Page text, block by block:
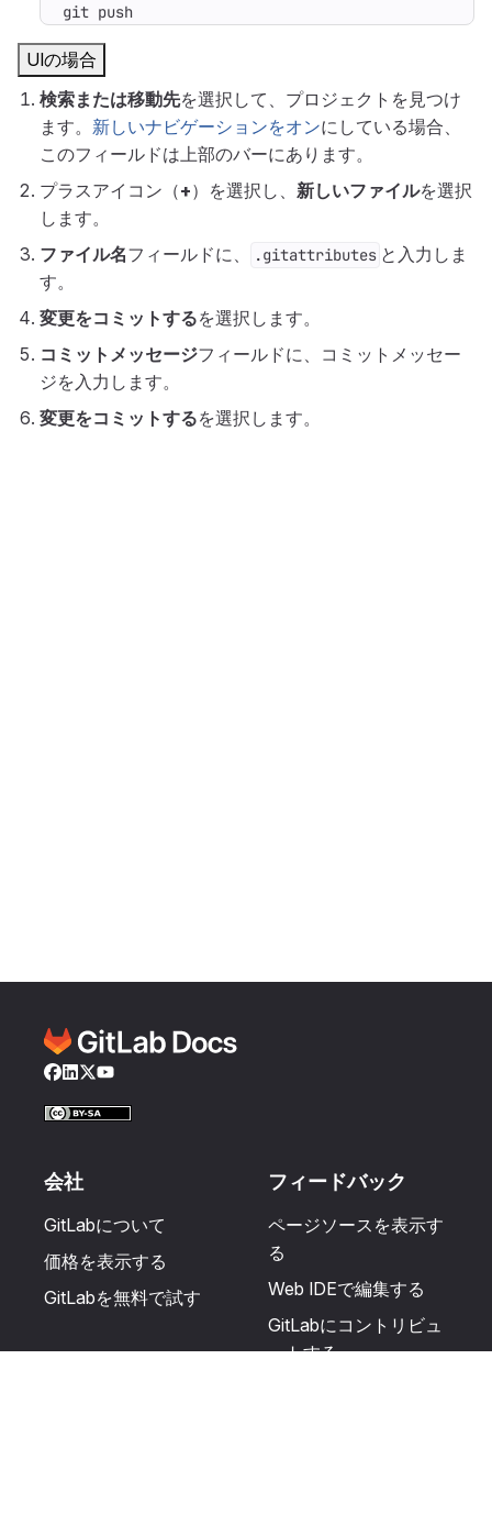
git push
UIの場合
検索または移動先を選択して、プロジェクトを見つけ
ます。 新しいナビゲーションをオンにしている場合、
このフィールドは上部のバーにあります。
プラスアイコン（+）を選択し、 新しいファイルを選択
します。
ファイル名フィールドに、 .gitattributes と入力しま
す。
変更をコミットするを選択します。
コミットメッセージフィールドに、コミットメッセー
ジを入力します。
変更をコミットするを選択します。
Facebook
LinkedIn
Twitter
YouTube
会社
GitLabについて
価格を表示する
GitLabを無料で試す
フィードバック
ページソースを表示す
る
Web IDEで編集する
GitLabにコントリビュ
ートする